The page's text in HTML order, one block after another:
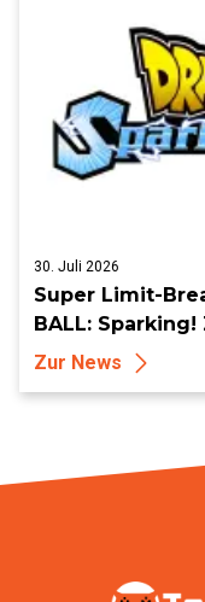
30. Juli 2026
Super Limit-
BALL:
Zur News